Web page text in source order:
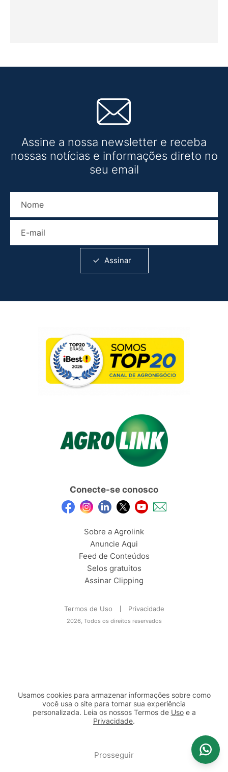
Assine a nossa newsletter e receba
nossas notícias e informações direto no
seu email
Assinar
Conecte-se conosco
Sobre a Agrolink
Anuncie Aqui
Feed de Conteúdos
Selos gratuitos
Assinar Clipping
Termos de Uso Privacidade
2026, Todos os direitos reservados
Usamos cookies para armazenar informações sobre como
você usa o site para tornar sua experiência
personalizada. Leia os nossos Termos de Usoe a
Privacidade.
Prosseguir